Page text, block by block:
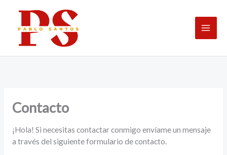
contenido
Contacto
¡Hola! Si necesitas contactar conmigo envíame un mensaje
a través del siguiente formulario de contacto.